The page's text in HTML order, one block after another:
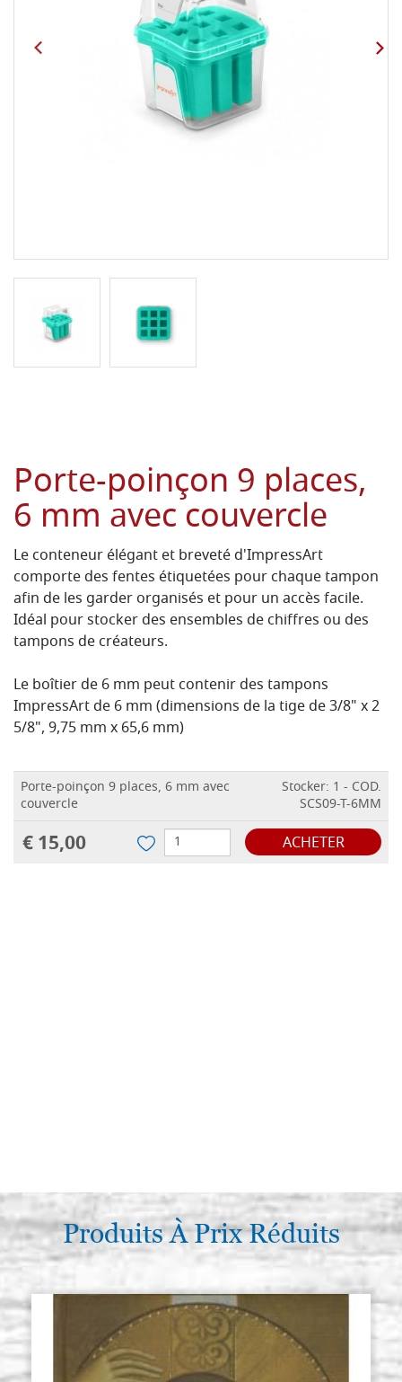
Porte-poinçon 9 places,
6 mm avec couvercle
Le conteneur élégant et breveté d'ImpressArt
comporte des fentes étiquetées pour chaque tampon
afin de les garder organisés et pour un accès facile.
Idéal pour stocker des ensembles de chiffres ou des
tampons de créateurs.
Le boîtier de 6 mm peut contenir des tampons
ImpressArt de 6 mm (dimensions de la tige de 3/8" x 2
5/8", 9,75 mm x 65,6 mm)
Porte-poinçon 9 places, 6 mm avec
couvercle
Stocker: 1 - COD.
SCS09-T-6MM
€ 15,00 ACHETER
Produits À Prix Réduits